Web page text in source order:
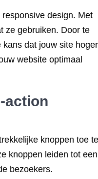
design. Met
ze gebruiken. Door te
dat jouw site hoger
website optimaal
action
knoppen toe te
knoppen leiden tot een
bezoekers.